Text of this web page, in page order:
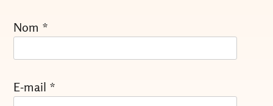
Nom *
E-mail *